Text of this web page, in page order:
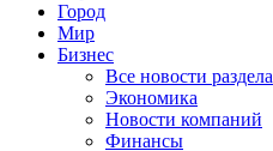
Город
Мир
Бизнес
Все новости раздела
Экономика
Новости компаний
Финансы